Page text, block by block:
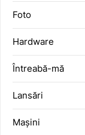
Foto
Hardware
Întreabă-mă
Lansări
Mașini